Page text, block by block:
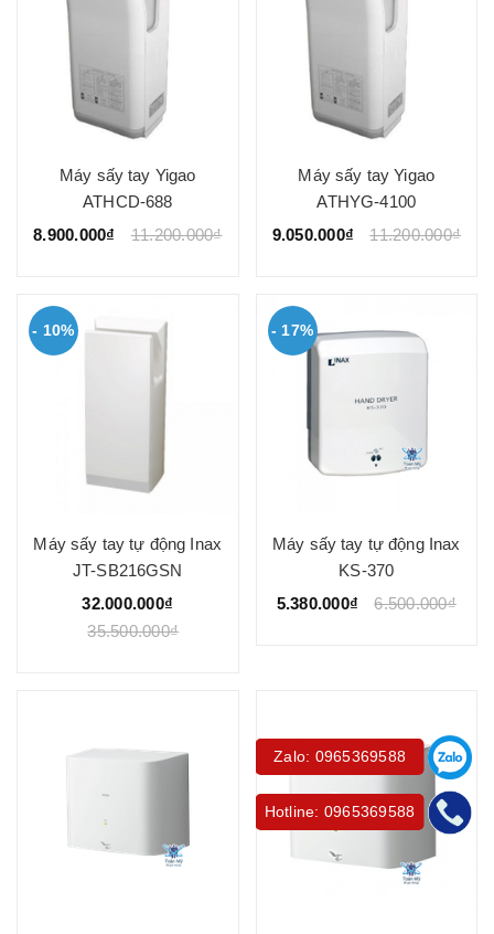
Máy sấy tay Yigao
ATHCD-688
8.900.000₫
11.200.000₫
Máy sấy tay Yigao
ATHYG-4100
9.050.000₫
11.200.000₫
- 10%
Máy sấy tay tự động Inax
JT-SB216GSN
32.000.000₫
35.500.000₫
- 17%
Máy sấy tay tự động Inax
KS-370
5.380.000₫
6.500.000₫
Zalo: 0965369588
Hotline: 0965369588